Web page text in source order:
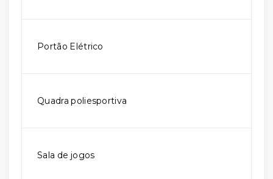
Portão Elétrico
Quadra poliesportiva
Sala de jogos